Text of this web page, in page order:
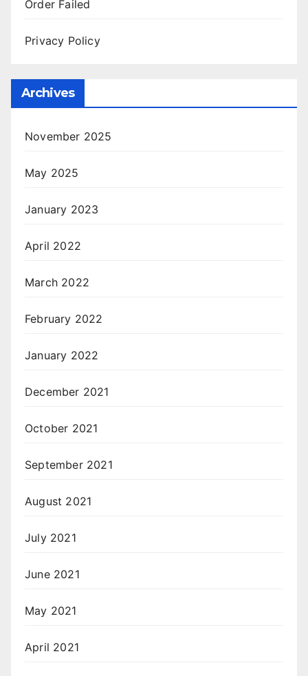
Order Failed
Privacy Policy
Archives
November 2025
May 2025
January 2023
April 2022
March 2022
February 2022
January 2022
December 2021
October 2021
September 2021
August 2021
July 2021
June 2021
May 2021
April 2021